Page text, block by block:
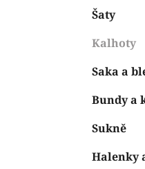
Šaty
Kalhoty
Saka a
Bundy a
Sukně
Halenky